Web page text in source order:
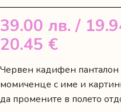
39.00 лв. /
20.45 €
range:
39.00
/
Червен кадифен панталон
момиченце с име и
да промените в полето